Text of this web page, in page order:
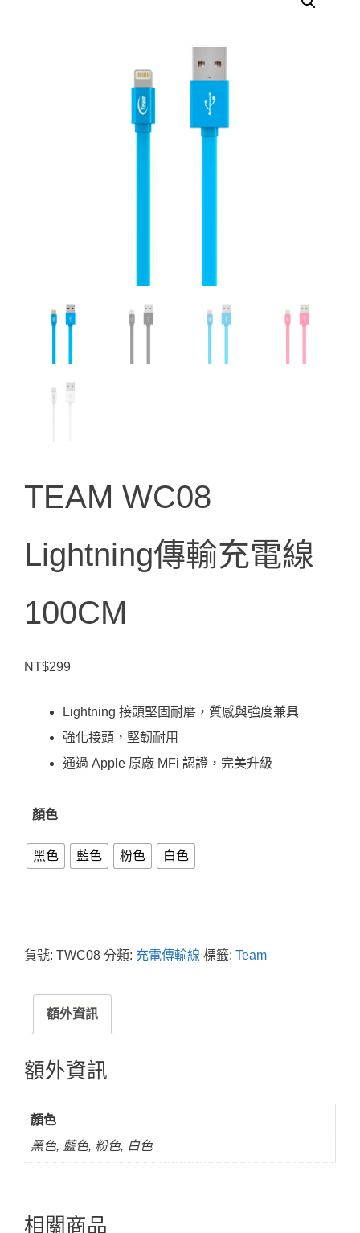
TEAM WC08
Lightning傳輸充電線
100CM
NT$299
Lightning 接頭堅固耐磨，質感與強度兼具
強化接頭，堅韌耐用
通過 Apple 原廠 MFi 認證，完美升級
顏色
黑色 藍色 粉色 白色
貨號: TWC08 分類: 充電傳輸線 標籤: Team
額外資訊
額外資訊
顏色
黑色, 藍色, 粉色, 白色
相關商品